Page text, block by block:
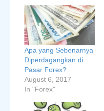
Apa yang Sebenarnya
Diperdagangkan di
Pasar Forex?
August 6, 2017
In "Forex"